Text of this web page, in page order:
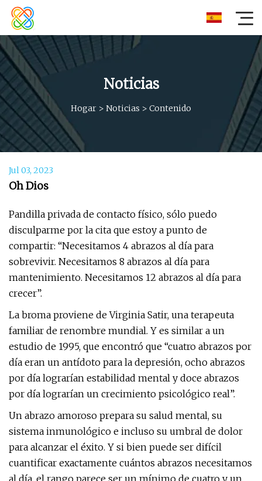
Noticias
Hogar > Noticias > Contenido
Jul 03, 2023
Oh Dios
Pandilla privada de contacto físico, sólo puedo
disculparme por la cita que estoy a punto de
compartir: “Necesitamos 4 abrazos al día para
sobrevivir. Necesitamos 8 abrazos al día para
mantenimiento. Necesitamos 12 abrazos al día para
crecer”.
La broma proviene de Virginia Satir, una terapeuta
familiar de renombre mundial. Y es similar a un
estudio de 1995, que encontró que “cuatro abrazos por
día eran un antídoto para la depresión, ocho abrazos
por día lograrían estabilidad mental y doce abrazos
por día lograrían un crecimiento psicológico real”.
Un abrazo amoroso prepara su salud mental, su
sistema inmunológico e incluso su umbral de dolor
para alcanzar el éxito. Y si bien puede ser difícil
cuantificar exactamente cuántos abrazos necesitamos
al día, el rango parece ser un mínimo de cuatro y un